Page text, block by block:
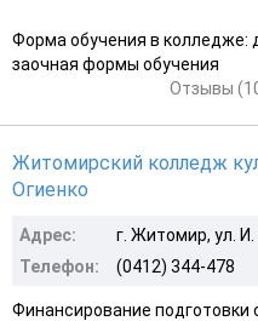
Форма обучения в колледже:
заочная формы обучения
Отзывы
Житомирский колледж
Огиенко
Адрес:
г. Житомир, ул.
Телефон:
(0412) 344-478
Финансирование подготовки